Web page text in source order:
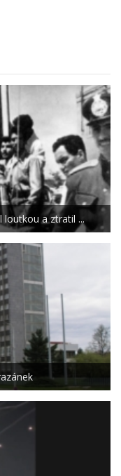
loutkou a ztratil ...